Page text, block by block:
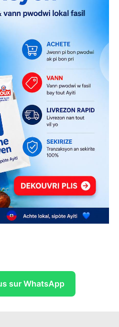
sur WhatsApp